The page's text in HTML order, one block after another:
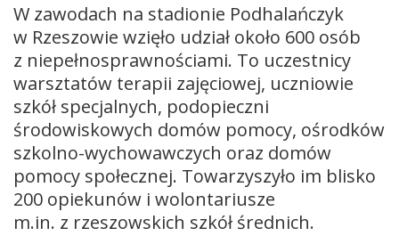
W zawodach na stadionie Podhalańczyk
w Rzeszowie wzięło udział około 600 osób
z niepełnosprawnościami. To uczestnicy
warsztatów terapii zajęciowej, uczniowie
szkół specjalnych, podopieczni
środowiskowych domów pomocy, ośrodków
szkolno-wychowawczych oraz domów
pomocy społecznej. Towarzyszyło im blisko
200 opiekunów i wolontariusze
m.in. z rzeszowskich szkół średnich.